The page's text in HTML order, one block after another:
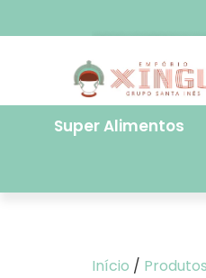
Super Alimentos
Início /